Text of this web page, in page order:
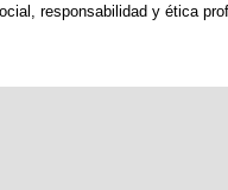
responsabilidad y ética